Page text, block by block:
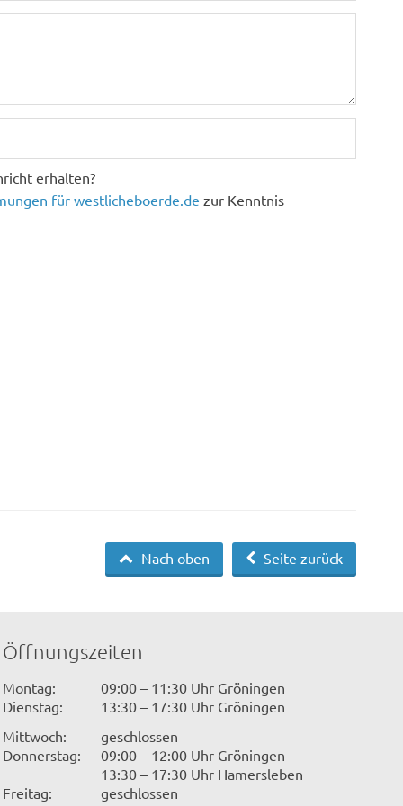
erhalten?
für westlicheboerde.de zur Kenntnis
Seite zurück
Nach oben
Öffnungszeiten
Montag:
09:00 – 11:30 Uhr Gröningen
Dienstag:
13:30 – 17:30 Uhr Gröningen
Mittwoch:
geschlossen
Donnerstag:
09:00 – 12:00 Uhr Gröningen
13:30 – 17:30 Uhr Hamersleben
Freitag:
geschlossen